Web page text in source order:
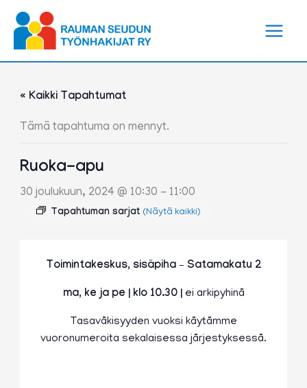
sisältöön
« Kaikki Tapahtumat
Tämä tapahtuma on mennyt.
Ruoka-apu
30 joulukuun, 2024 @ 10:30 - 11:00
Tapahtuman sarjat (Näytä kaikki)
Toimintakeskus, sisäpiha – Satamakatu 2
ma, ke ja pe | klo 10.30 | ei arkipyhinä
Tasaväkisyyden vuoksi käytämme
vuoronumeroita sekalaisessa järjestyksessä.